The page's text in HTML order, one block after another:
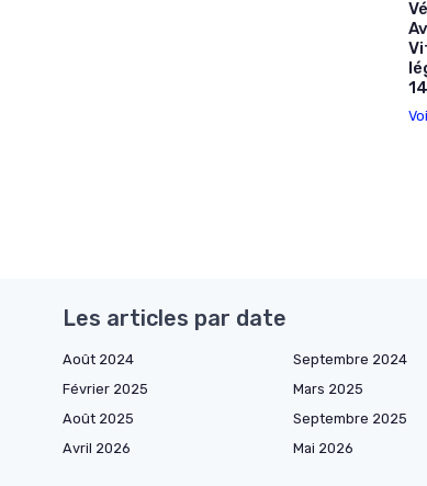
Les articles par date
Août 2024 Septembre 2024
Février 2025
Mars 2025
Août 2025
Septembre 2025
Avril 2026
Mai 2026